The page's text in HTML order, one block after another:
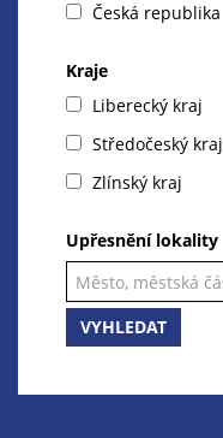
Česká republika
Kraje
Liberecký kraj
Středočeský kraj
Zlínský kraj
Upřesnění lokality
VYHLEDAT